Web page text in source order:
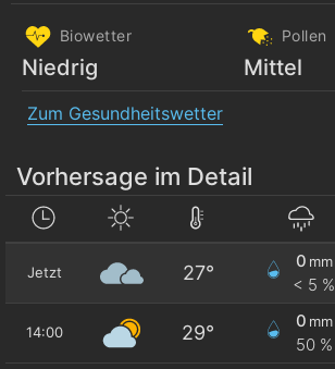
Biowetter
Niedrig
Pollen
Mittel
Zum Gesundheitswetter
Vorhersage im Detail
Jetzt 27°
0 mm
< 5 %
14:00 29°
0 mm
50 %